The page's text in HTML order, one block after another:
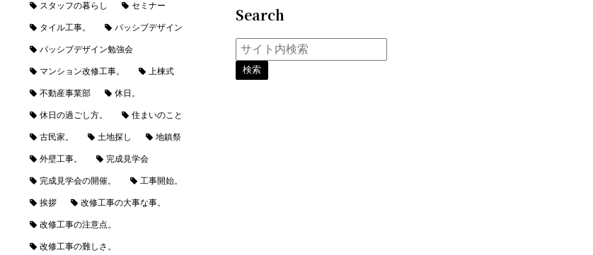
スタッフの暮らし セミナー
タイル工事。 パッシブデザイン
パッシブデザイン勉強会
マンション改修工事。 上棟式
不動産事業部 休日。
休日の過ごし方。 住まいのこと
古民家。 土地探し 地鎮祭
外壁工事。 完成見学会
完成見学会の開催。 工事開始。
挨拶 改修工事の大事な事。
改修工事の注意点。
改修工事の難しさ。
Search